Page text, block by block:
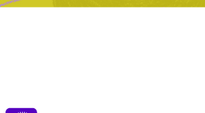
Дружба, любовь, взросление